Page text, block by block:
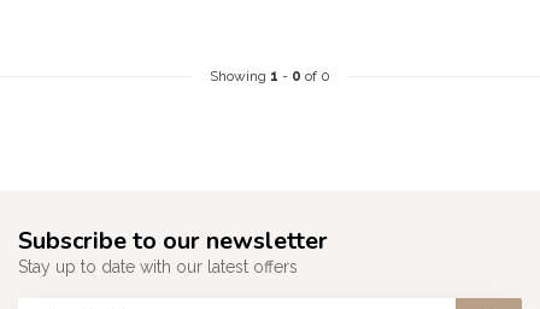
Showing 1 - 0 of 0
Subscribe to our newsletter
Stay up to date with our latest offers